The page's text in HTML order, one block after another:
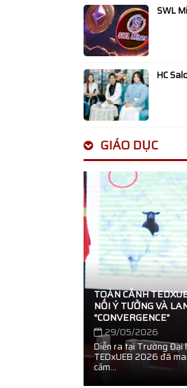
cho người
Vedette
Fest 2
Thương
UEB
tại UEB
Chung
có 2
ghế nóng
Nghệ sĩ
SWL
HC
GIÁO DỤC
TOÀN CẢNH
NỐI Ý TƯỞNG VÀ
“CONVERGENCE”
29/05/2026
Diễn ra tại Trường Đại
TEDxUEB 2026 đã
cảm...